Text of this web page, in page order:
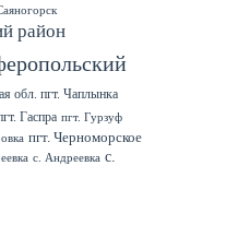
район
обл. пгт. Чаплынка
Гаспра пгт. Гурзуф
пгт. Черноморское
с. Андреевка с.